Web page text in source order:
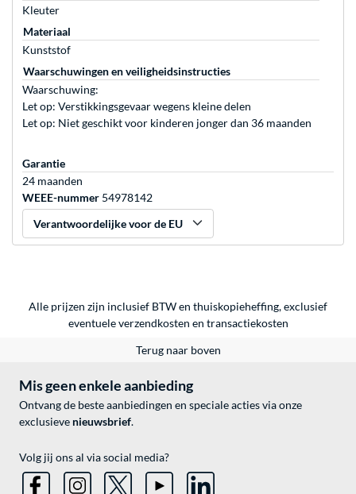
Kleuter
Materiaal
Kunststof
Waarschuwingen en veiligheidsinstructies
Waarschuwing:
Let op: Verstikkingsgevaar wegens kleine delen
Let op: Niet geschikt voor kinderen jonger dan 36 maanden
Garantie
24 maanden
WEEE-nummer 54978142
Verantwoordelijke voor de EU
Alle prijzen zijn inclusief BTW en thuiskopieheffing, exclusief
eventueleverzendkosten en transactiekosten
Terug naar boven
Mis geen enkele aanbieding
Ontvang de beste aanbiedingen en speciale acties via onze
exclusieve nieuwsbrief.
Volg jij ons al via social media?